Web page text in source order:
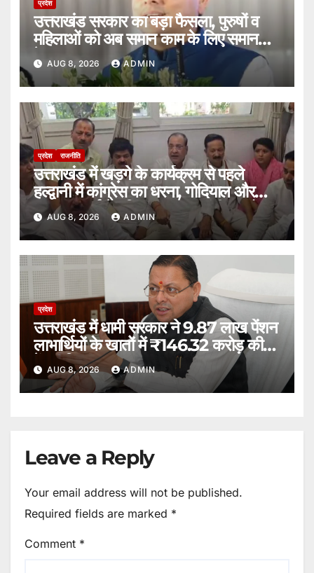
प्रदेश
उत्तराखंड सरकार का बड़ा फैसला, पुरुषों व
महिलाओं को अब समान काम के लिए समान
वेतन।
AUG 8, 2026 ADMIN
प्रदेश राजनीति
उत्तराखंड में खड़गे के कार्यक्रम से पहले
हल्द्वानी में कांग्रेस का धरना, गोदियाल और
यशपाल आर्य ने पुलिस पर लगाए गंभीर आरोप।
AUG 8, 2026 ADMIN
प्रदेश
उत्तराखंड में धामी सरकार ने 9.87 लाख पेंशन
लाभार्थियों के खातों में ₹146.32 करोड़ की
पेंशन किया भुगतान।
AUG 8, 2026 ADMIN
Leave a Reply
Your email address will not be published.
Required fields are marked *
Comment *